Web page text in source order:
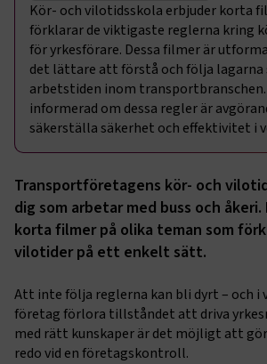
Kör- och vilotidsskola erbjuder korta
förklarar de viktigaste reglerna kring
för yrkesförare. Dessa filmer är
det lättare att förstå och följa lagarna
arbetstiden inom
informerad om dessa regler är
säkerställa säkerhet och effektivitet i
Transportföretagens kör- och
dig som arbetar med buss och
korta filmer på olika teman som
vilotider på ett enkelt sätt.
Att inte följa reglerna kan bli dyrt – och i
företag förlora tillståndet att driva
med rätt kunskaper är det möjligt att
redo vid en företagskontroll.